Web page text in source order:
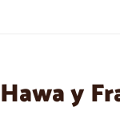
Hawa y